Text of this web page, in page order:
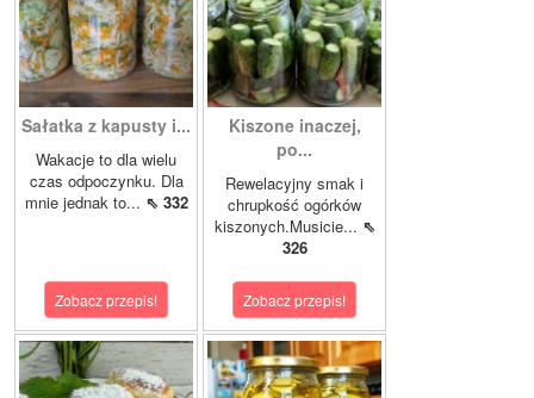
Sałatka z kapusty i...
Wakacje to dla wielu
czas odpoczynku. Dla
mnie jednak to... ⇖ 332
Zobacz przepis!
Kiszone inaczej,
po...
Rewelacyjny smak i
chrupkość ogórków
kiszonych.Musicie... ⇖
326
Zobacz przepis!